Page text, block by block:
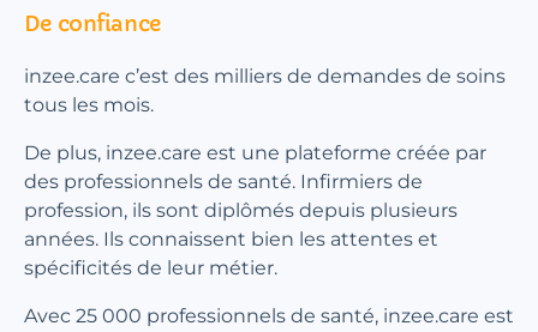
De confiance
inzee.care c’est des milliers de demandes de soins
tous les mois.
De plus, inzee.care est une plateforme créée par
des professionnels de santé. Infirmiers de
profession, ils sont diplômés depuis plusieurs
années. Ils connaissent bien les attentes et
spécificités de leur métier.
Avec 25 000 professionnels de santé, inzee.care est